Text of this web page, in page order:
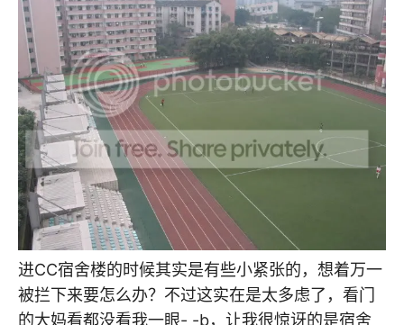
进CC宿舍楼的时候其实是有些小紧张的，想着万一
被拦下来要怎么办？不过这实在是太多虑了，看门
的大妈看都没看我一眼- -b，让我很惊讶的是宿舍